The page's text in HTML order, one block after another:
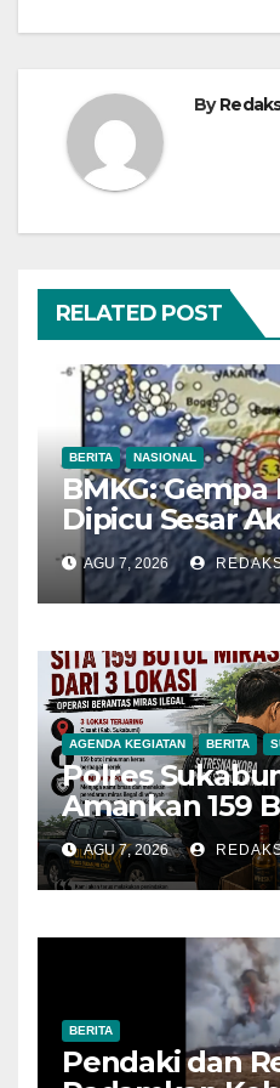
By
RELATED POST
BERITA NASIONAL
BMKG:
Dipicu Sesar
Getarannya
Sukabumi
AGU 7, 2026
AGENDA KEGIATAN BERITA
Polres
Amankan 159
Ilegal dari
Operasi
AGU 7, 2026
BERITA
Pendaki dan